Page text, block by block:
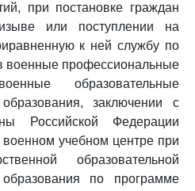
при постановке граждан
или поступлении на
к ней службу по
в военные профессиональные
образовательные
заключении с
Российской Федерации
учебном центре при
образовательной
по программе